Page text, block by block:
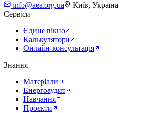
info@aea.org.ua
Київ, Україна
Сервіси
Єдине вікно
Калькулятори
Онлайн-консультація
Знання
Матеріали
Енергоаудит
Навчання
Проєкти